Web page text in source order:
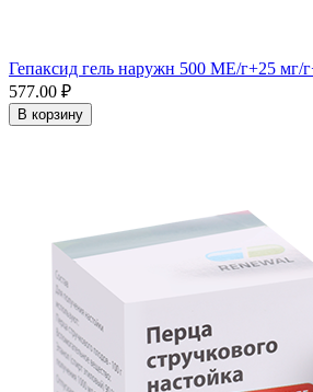
Гепаксид гель наружн 500 МЕ/г+25 мг/
577.00 ₽
В корзину